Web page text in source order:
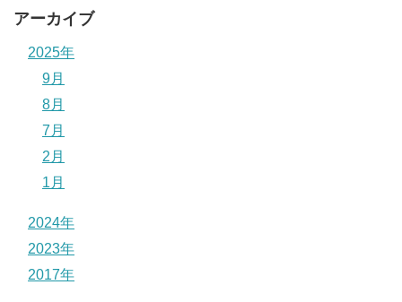
アーカイブ
2025年
9月
8月
7月
2月
1月
2024年
2023年
2017年